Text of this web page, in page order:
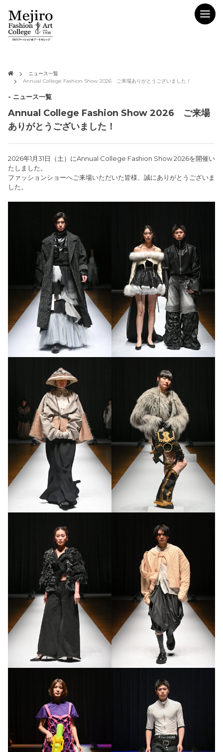
ニュース一覧
Annual College Fashion Show 2026 ご来場ありがとうございました！
- ニュース一覧
Annual College Fashion Show 2026 ご来場
ありがとうございました！
2026年1月31日（土）にAnnual College Fashion Show 2026を開催い
たしました。
ファッションショーへご来場いただいた皆様、誠にありがとうございま
した。